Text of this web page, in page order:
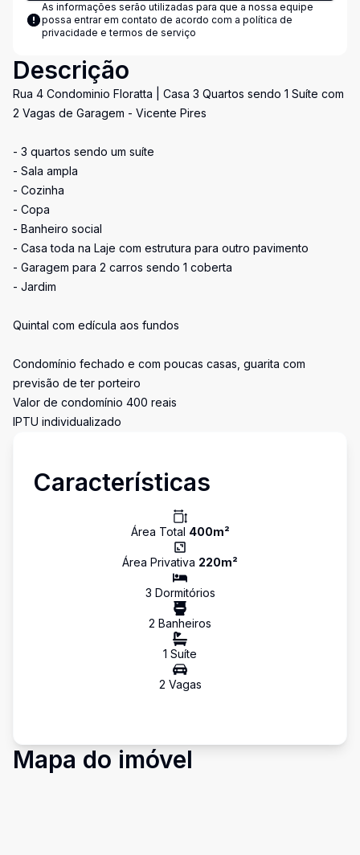
As informações serão utilizadas para que a nossa equipe
possa entrar em contato de acordo com a política de
privacidade e termos de serviço
Descrição
Rua 4 Condominio Floratta | Casa 3 Quartos sendo 1 Suíte com
2 Vagas de Garagem - Vicente Pires
- 3 quartos sendo um suíte
- Sala ampla
- Cozinha
- Copa
- Banheiro social
- Casa toda na Laje com estrutura para outro pavimento
- Garagem para 2 carros sendo 1 coberta
- Jardim
Quintal com edícula aos fundos
Condomínio fechado e com poucas casas, guarita com
previsão de ter porteiro
Valor de condomínio 400 reais
IPTU individualizado
Características
Área Total 400m²
Área Privativa 220m²
3 Dormitórios
2 Banheiros
1 Suíte
2 Vagas
Mapa do imóvel